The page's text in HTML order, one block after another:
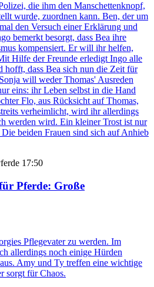
die ihm den Manschettenknopf,
wurde, zuordnen kann. Ben, der um
den Versuch einer Erklärung und
bemerkt besorgt, dass Bea ihre
kompensiert. Er will ihr helfen,
Hilfe der Freunde erledigt Ingo alle
hofft, dass Bea sich nun die Zeit für
will weder Thomas' Ausreden
eins: ihr Leben selbst in die Hand
Flo, aus Rücksicht auf Thomas,
verheimlicht, wird ihr allerdings
werden wird. Ein kleiner Trost ist nur
beiden Frauen sind sich auf Anhieb
17:50
Pferde: Große
Pflegevater zu werden. Im
allerdings noch einige Hürden
Amy und Ty treffen eine wichtige
sorgt für Chaos.